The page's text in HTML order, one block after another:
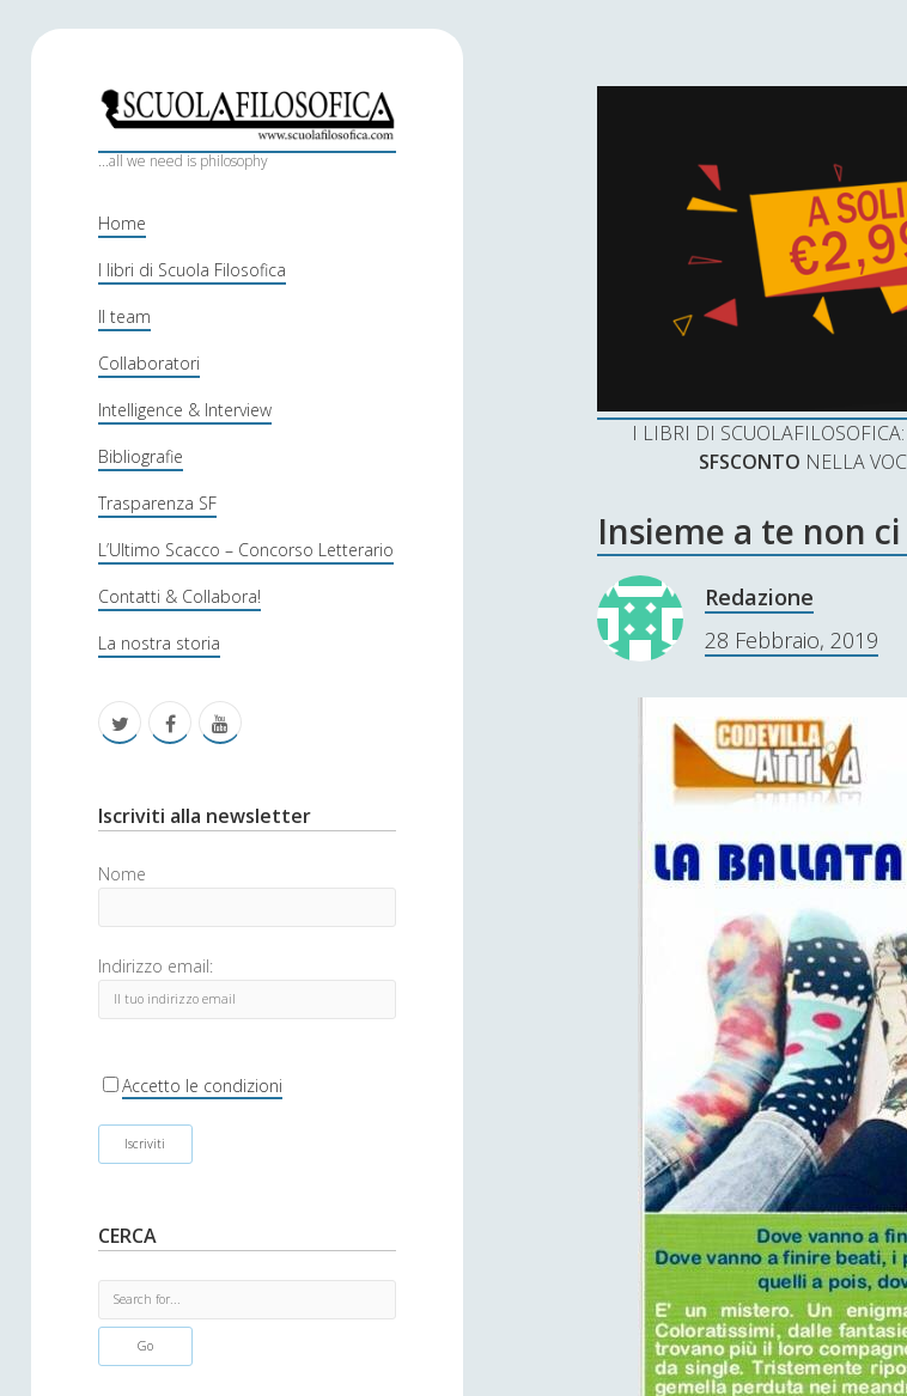
S
c
o
l
a
f
i
l
o
s
o
f
c
...all we need is philosophy
Home
I libri di Scuola Filosofica
Il team
Collaboratori
Intelligence & Interview
Bibliografie
Trasparenza SF
L’Ultimo Scacco – Concorso Letterario
Contatti & Collabora!
La nostra storia
i
t
r
f
c
b
o
k
u
u
e
S
i
e
b
r
Iscriviti alla newsletter
Nome
Indirizzo email:
Accetto le condizioni
CERCA
e
I LIBRI DI
SFSCONTO NELLA
Insieme a te non
Redazione
28 Febbraio, 2019